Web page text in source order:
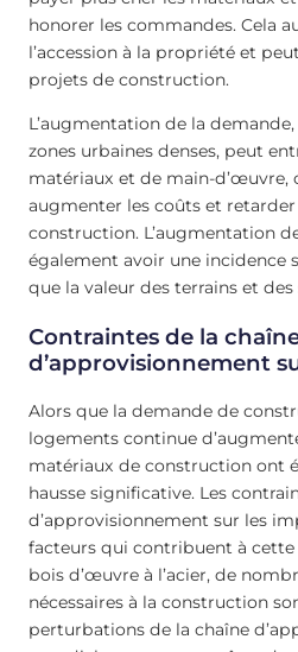
honorer les commandes. Cela
l’accession à la propriété et
projets de construction.
L’augmentation de la
zones urbaines denses, peut
matériaux et de main-d’œuvre,
augmenter les coûts et
construction. L’augmentation
également avoir une incidence
que la valeur des terrains et des
Contraintes de la
d’approvisionnement
Alors que la demande de
logements continue
matériaux de construction ont
hausse significative. Les
d’approvisionnement sur les
facteurs qui contribuent à cette
bois d’œuvre à l’acier, de
nécessaires à la construction
perturbations de la chaîne